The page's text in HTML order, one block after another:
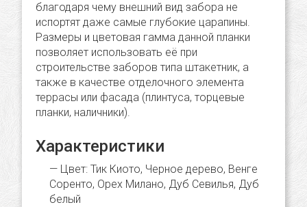
благодаря чему внешний вид забора не
испортят даже самые глубокие царапины.
Размеры и цветовая гамма данной планки
позволяет использовать её при
строительстве заборов типа штакетник, а
также в качестве отделочного элемента
террасы или фасада (плинтуса, торцевые
планки, наличники).
Характеристики
Цвет: Тик Киото, Черное дерево, Венге
Соренто, Орех Милано, Дуб Севилья, Дуб
белый